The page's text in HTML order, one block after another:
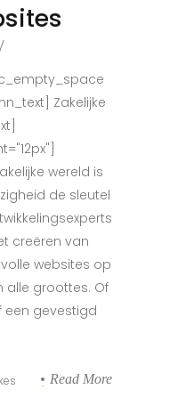
Zakelijke
wereld is
de sleutel
creëren van
websites op
alle groottes. Of
een gevestigd
Read More